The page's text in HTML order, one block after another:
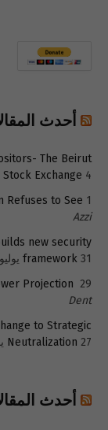
أحدث
The Beirut
Stock Exchange 4 أغسطس 2026
Refuses to See 1 أغسطس 2026
Azzi
new security
framework 31 يوليو 2026
Projection 29 يوليو 2026
Dent
to Strategic
Neutralization 27 يوليو 2026
أحدث